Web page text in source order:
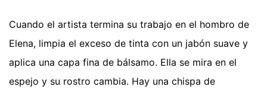
Cuando el artista termina su trabajo en el hombro de
Elena, limpia el exceso de tinta con un jabón suave y
aplica una capa fina de bálsamo. Ella se mira en el
espejo y su rostro cambia. Hay una chispa de